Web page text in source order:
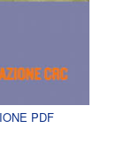
PDF